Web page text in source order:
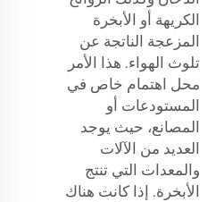
الكريهة أو الأبخرة
المزعجة الناتجة عن
تلوث الهواء. هذا الأمر
محل اهتمام خاص في
المستودعات أو
المصانع، حيث يوجد
العديد من الآلات
والمعدات التي تنتج
الأبخرة. إذا كانت هناك